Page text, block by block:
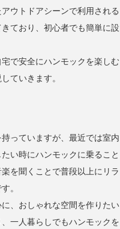
ウトドアシーンで利用される
ており、初心者でも簡単に設
で安全にハンモックを楽しむ
ていきます。
っていますが、最近では室内
い時にハンモックに乗ること
を聞くことで普段以上にリラ
。
、おしゃれな空間を作りたい
一人暮らしでもハンモックを